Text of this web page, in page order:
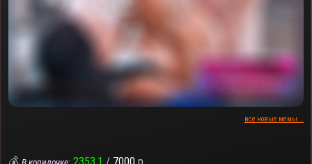
все новые мемы...